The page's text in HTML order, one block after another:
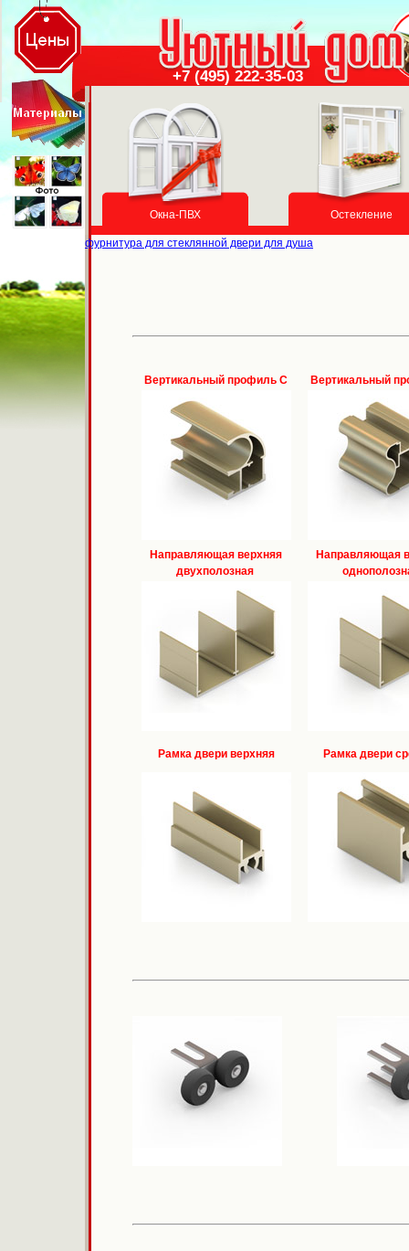
+7 (495) 222-35-03
Окна-ПВХ Остекление
фурнитура для стеклянной двери для душа
Вертикальный профиль С Вертикальный
Направляющая верхняя
двухполозная
Направляющая
Рамка двери верхняя Рамка двери